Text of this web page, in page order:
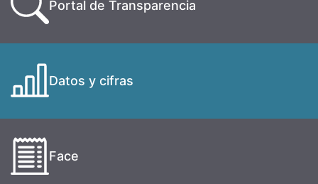
Portal de Transparencia
Datos y cifras
Face